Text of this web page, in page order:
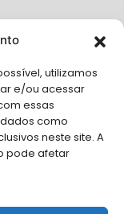
utilizamos
e/ou acessar
essas
como
neste site. A
pode afetar